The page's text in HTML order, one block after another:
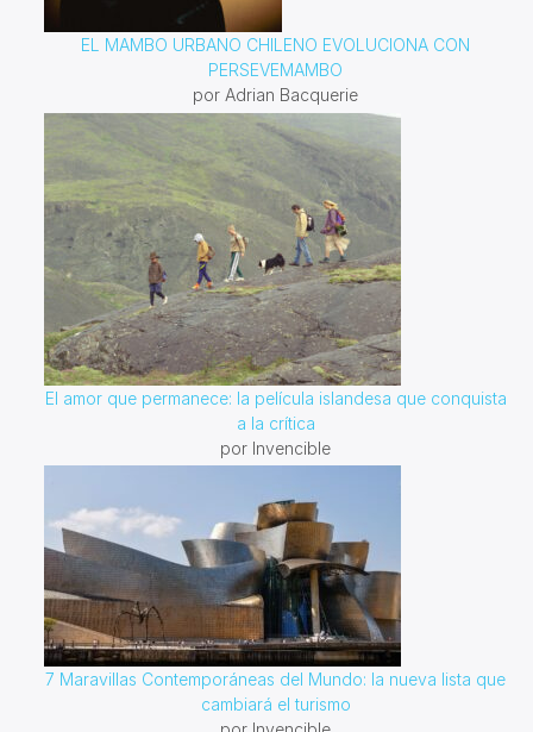
EL MAMBO URBANO CHILENO EVOLUCIONA CON
PERSEVEMAMBO
por Adrian Bacquerie
El amor que permanece: la película islandesa que conquista
a la crítica
por Invencible
7 Maravillas Contemporáneas del Mundo: la nueva lista que
cambiará el turismo